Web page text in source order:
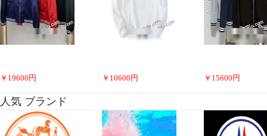
￥ 19600 円 ￥ 10600 円 ￥ 15600 円
人気 ブランド